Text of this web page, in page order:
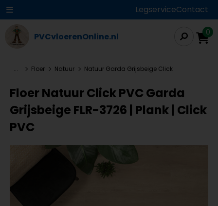
LegserviceContact
PVCvloerenOnline.nl 0
... Floer Natuur Natuur Garda Grijsbeige Click
Floer Natuur Click PVC Garda
Grijsbeige FLR-3726 | Plank | Click
PVC